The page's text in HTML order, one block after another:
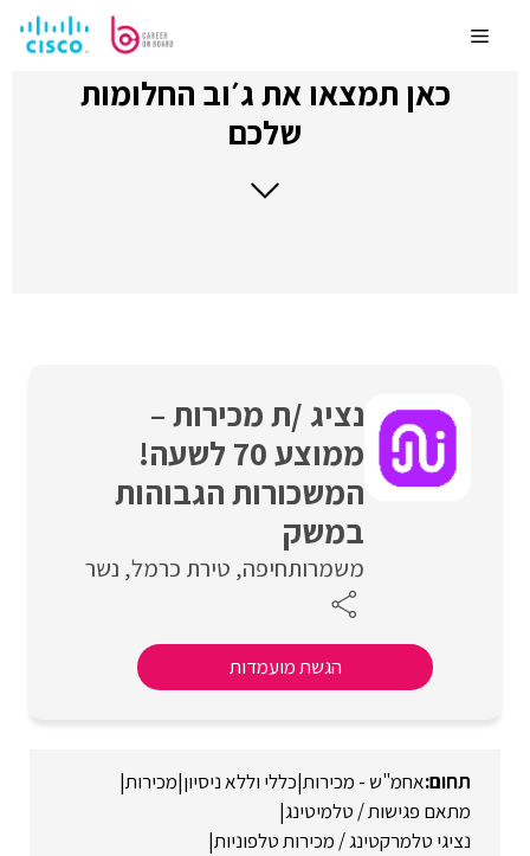
לתוכןMenu
כאן תמצאו את ג׳וב החלומות
שלכם
נציג /ת מכירות –
ממוצע 70 לשעה!
המשכורות הגבוהות
במשק
משמרותחיפה טירת כרמל נשר
הגשת מועמדות
אחמ"ש - מכירות|כללי וללא ניסיון|מכירות|
מתאם פגישות / טלמיטינג|
נציגי טלמרקטינג / מכירות טלפוניות|